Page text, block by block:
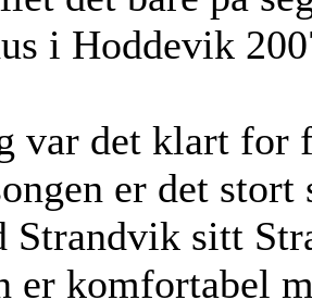
i Hoddevik
var det klart for
er det
Strandvik sitt
er komfortabel